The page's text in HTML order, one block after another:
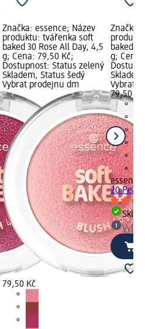
Značka: essence; Název
produktu: tvářenka soft
baked 30 Rose All Day, 4,5
g; Cena: 79,50 Kč;
Dostupnost: Status zelený
Skladem, Status šedý
Vybrat prodejnu dm
79,50 Kč
Značka:
baked
g;
Vybrat
79,50 Kč
essence
20